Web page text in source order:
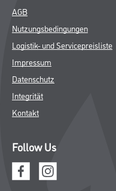
AGB
Nutzungsbedingungen
Logistik- und Servicepreisliste
Impressum
Datenschutz
Integrität
Kontakt
Follow Us